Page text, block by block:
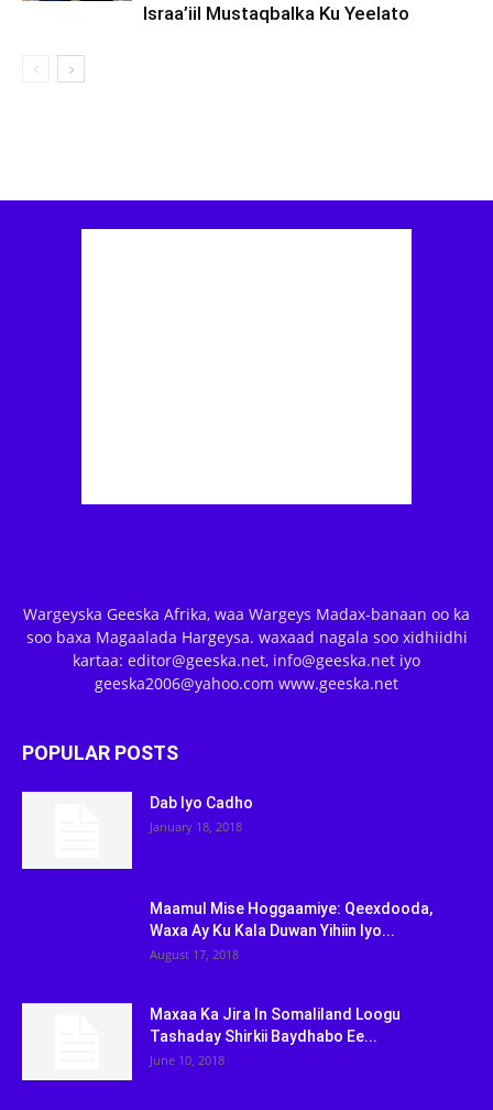
Israa’iil Mustaqbalka Ku Yeelato
Wargeyska Geeska Afrika, waa Wargeys Madax-banaan oo ka
soo baxa Magaalada Hargeysa. waxaad nagala soo xidhiidhi
kartaa: editor@geeska.net, info@geeska.net iyo
geeska2006@yahoo.com www.geeska.net
POPULAR POSTS
Dab Iyo Cadho
January 18, 2018
Maamul Mise Hoggaamiye: Qeexdooda,
Waxa Ay Ku Kala Duwan Yihiin Iyo...
August 17, 2018
Maxaa Ka Jira In Somaliland Loogu
Tashaday Shirkii Baydhabo Ee...
June 10, 2018